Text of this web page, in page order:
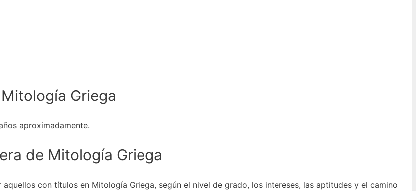
Griega
aproximadamente.
de Mitología Griega
con títulos en Mitología Griega, según el nivel de grado, los intereses, las aptitudes y el camino